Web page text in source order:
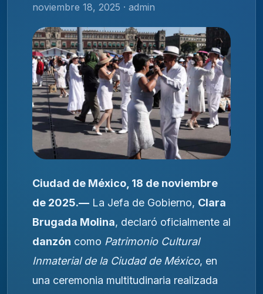
noviembre 18, 2025 · admin
Ciudad de México, 18 de noviembre
de 2025.— La Jefa de Gobierno, Clara
Brugada Molina, declaró oficialmente al
danzón como Patrimonio Cultural
Inmaterial de la Ciudad de México, en
una ceremonia multitudinaria realizada